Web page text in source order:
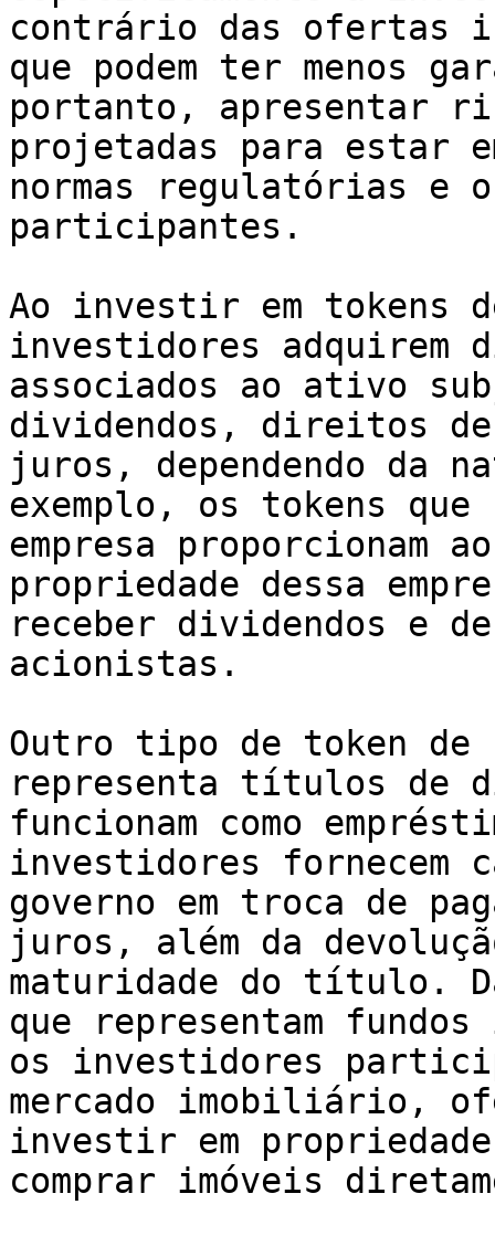
contrário das ofertas
que podem ter menos
portanto, apresentar
projetadas para estar
normas regulatórias e
participantes.
Ao investir em tokens
investidores
associados ao ativo
dividendos, direitos de
juros, dependendo da
exemplo, os tokens que
empresa proporcionam
propriedade dessa
receber dividendos e
acionistas.
Outro tipo de token de
representa títulos de
funcionam como
investidores fornecem
governo em troca de
juros, além da
maturidade do título.
que representam
os investidores
mercado imobiliário,
investir em
comprar imóveis